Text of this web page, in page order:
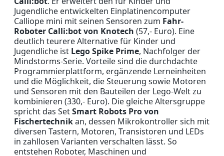
Jugendliche entwickelten Einplatinencomputer
Calliope mini mit seinen Sensoren zum Fahr-
Roboter Calli:bot von Knotech (57,- Euro). Eine
deutlich teurere Alternative für Kinder und
Jugendliche ist Lego Spike Prime, Nachfolger der
Mindstorms-Serie. Vorteile sind die durchdachte
Programmierplattform, ergänzende Lerneinheiten
und die Möglichkeit, die Steuerung sowie Motoren
und Sensoren mit den Bauteilen der Lego-Welt zu
kombinieren (330,- Euro). Die gleiche Altersgruppe
spricht das SetSmart Robots Pro von
Fischertechnikan, dessen Mikrokontroller sich mit
diversen Tastern, Motoren, Transistoren und LEDs
in zahllosen Varianten verschalten lässt. So
entstehen Roboter, Maschinen und